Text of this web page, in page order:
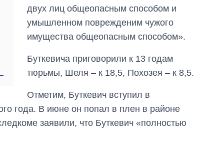
двух лиц общеопасным способом и
умышленном поврежденим чужого
имущества общеопасным способом».
Буткевича приговорили к 13 годам
тюрьмы, Шеля – к 18,5, Похозея – к 8,5.
Отметим, Буткевич вступил в
года. В июне он попал в плен в районе
заявили, что Буткевич «полностью
Восемь
массированных
за лето: Киев и
область стали
главной целью рф